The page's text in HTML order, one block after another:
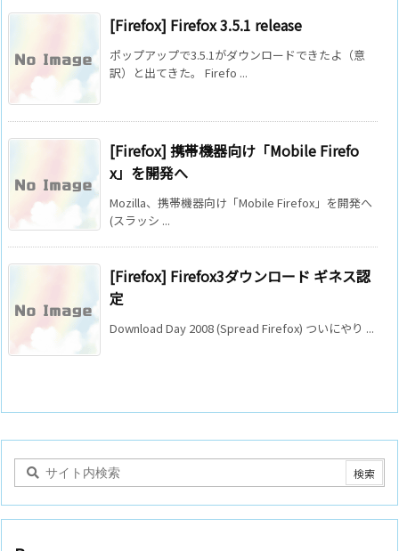
[Firefox] Firefox 3.5.1 release
ポップアップで3.5.1がダウンロードできたよ（意
訳）と出てきた。 Firefo ...
[Firefox] 携帯機器向け「Mobile Firefo
x」を開発へ
Mozilla、携帯機器向け「Mobile Firefox」を開発へ
(スラッシ ...
[Firefox] Firefox3ダウンロード ギネス認
定
Download Day 2008 (Spread Firefox) ついにやり ...